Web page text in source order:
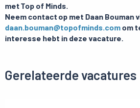
met Top of Minds.
Neem contact op met Daan Bouman
daan.bouman@topofminds.com om
interesse hebt in deze vacature.
Gerelateerde vacatures